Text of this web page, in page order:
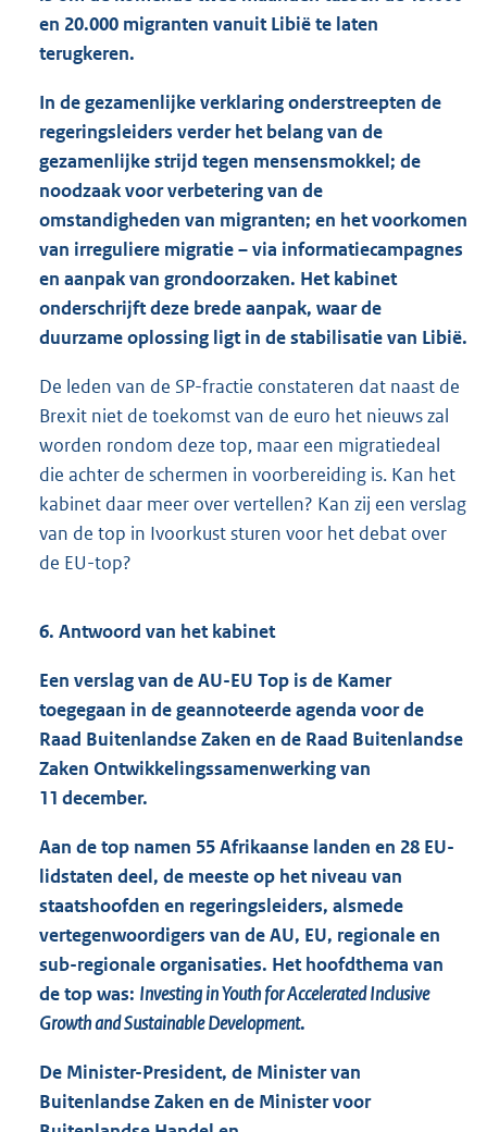
en 20.000 migranten vanuit Libië te laten
terugkeren.
In de gezamenlijke verklaring onderstreepten de
regeringsleiders verder het belang van de
gezamenlijke strijd tegen mensensmokkel; de
noodzaak voor verbetering van de
omstandigheden van migranten; en het voorkomen
van irreguliere migratie – via informatiecampagnes
en aanpak van grondoorzaken. Het kabinet
onderschrijft deze brede aanpak, waar de
duurzame oplossing ligt in de stabilisatie van Libië.
De leden van de SP-fractie constateren dat naast de
Brexit niet de toekomst van de euro het nieuws zal
worden rondom deze top, maar een migratiedeal
die achter de schermen in voorbereiding is. Kan het
kabinet daar meer over vertellen? Kan zij een verslag
van de top in Ivoorkust sturen voor het debat over
de EU-top?
6. Antwoord van het kabinet
Een verslag van de AU-EU Top is de Kamer
toegegaan in de geannoteerde agenda voor de
Raad Buitenlandse Zaken en de Raad Buitenlandse
Zaken Ontwikkelingssamenwerking van
11 december.
Aan de top namen 55 Afrikaanse landen en 28 EU-
lidstaten deel, de meeste op het niveau van
staatshoofden en regeringsleiders, alsmede
vertegenwoordigers van de AU, EU, regionale en
sub-regionale organisaties. Het hoofdthema van
de top was: Investing in Youth for Accelerated Inclusive
Growth and Sustainable Development.
De Minister-President, de Minister van
Buitenlandse Zaken en de Minister voor